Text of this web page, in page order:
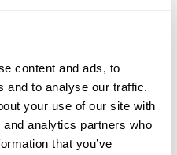
content and ads, to
and to analyse our traffic.
your use of our site with
analytics partners who
that you’ve